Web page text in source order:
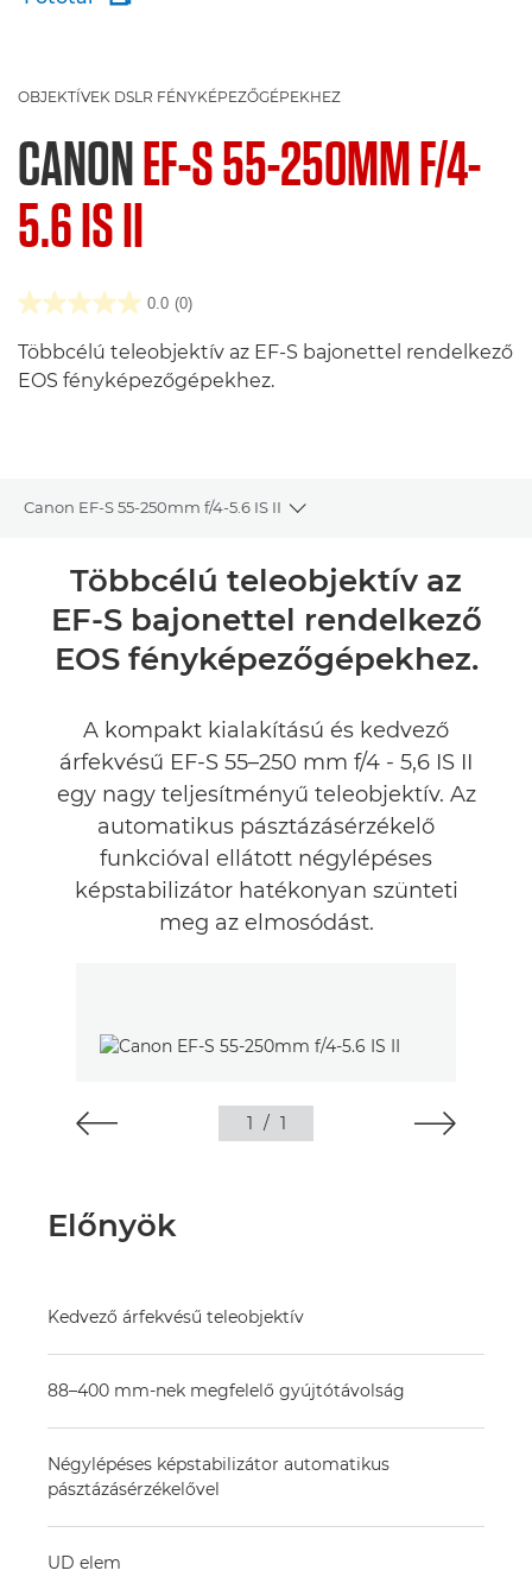
OBJEKTÍVEK DSLR FÉNYKÉPEZŐGÉPEKHEZ
CANONEF-S 55-250MM F/4-
5.6 IS II
0.0 (0)
Többcélú teleobjektív az EF-S bajonettel rendelkező
EOS fényképezőgépekhez.
Canon EF-S 55-250mm f/4-5.6 IS II
Toggle breadcrumbs
Áttekintés
Értékelések
Többcélú teleobjektív az
EF-S bajonettel rendelkező
EOS fényképezőgépekhez.
A kompakt kialakítású és kedvező
árfekvésű EF-S 55–250 mm f/4 - 5,6 IS II
egy nagy teljesítményű teleobjektív. Az
automatikus pásztázásérzékelő
funkcióval ellátott négylépéses
képstabilizátor hatékonyan szünteti
meg az elmosódást.
1 / 1
Előnyök
Kedvező árfekvésű teleobjektív
88–400 mm-nek megfelelő gyújtótávolság
Négylépéses képstabilizátor automatikus
pásztázásérzékelővel
UD elem